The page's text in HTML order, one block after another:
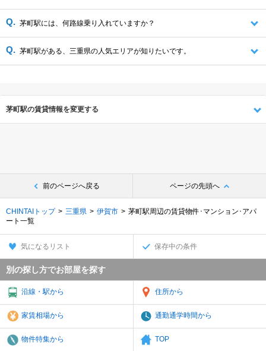
茅町駅には、何路線乗り入れていますか？
茅町駅がある、三重県の人気エリアが知りたいです。
茅町駅の賃貸情報を変更する
前のページへ戻る ページの先頭へ
CHINTAIトップ 三重県 伊賀市
茅町駅周辺の賃貸物件･マンション･アパ
ート一覧
気になるリスト 保存中の条件
別の探し方でお部屋を探す
沿線・駅から 住所から
家賃相場から 通勤通学時間から
物件特集から TOP